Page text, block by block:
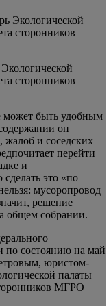
сторонников
может быть удобным
он
жалоб и соседских
перейти
и
это «по
мусоропровод
решение
общем собрании.
по состоянию на май
юристом-
палаты
МГРО